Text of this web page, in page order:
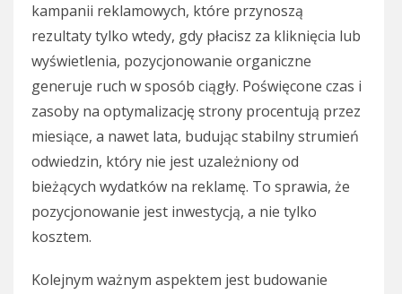
kampanii reklamowych, które przynoszą
rezultaty tylko wtedy, gdy płacisz za kliknięcia lub
wyświetlenia, pozycjonowanie organiczne
generuje ruch w sposób ciągły. Poświęcone czas i
zasoby na optymalizację strony procentują przez
miesiące, a nawet lata, budując stabilny strumień
odwiedzin, który nie jest uzależniony od
bieżących wydatków na reklamę. To sprawia, że
pozycjonowanie jest inwestycją, a nie tylko
kosztem.
Kolejnym ważnym aspektem jest budowanie